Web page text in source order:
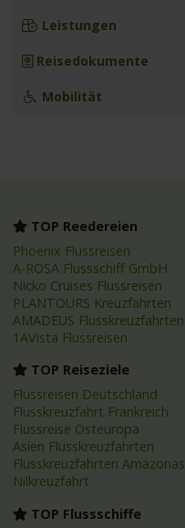
Leistungen
Reisedokumente
Mobilität
TOP Reedereien
Phoenix Flussreisen
A-ROSA Flussschiff GmbH
Nicko Cruises Flussreisen
PLANTOURS Kreuzfahrten
AMADEUS Flusskreuzfahrten
1AVista Flussreisen
TOP Reiseziele
Flussreisen Deutschland
Flusskreuzfahrt Frankreich
Flussreise Osteuropa
Asien Flusskreuzfahrten
Flusskreuzfahrten Amazonas
Nilkreuzfahrt
TOP Flussschiffe